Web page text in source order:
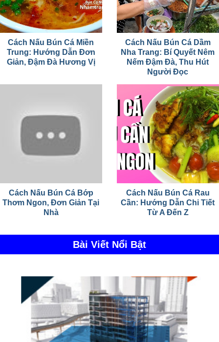
Cách Nấu Bún Cá Miền
Trung: Hướng Dẫn Đơn
Giản, Đậm Đà Hương Vị
Cách Nấu Bún Cá Dầm
Nha Trang: Bí Quyết Nêm
Nếm Đậm Đà, Thu Hút
Người Đọc
Cách Nấu Bún Cá Bớp
Thơm Ngon, Đơn Giản Tại
Nhà
Cách Nấu Bún Cá Rau
Cần: Hướng Dẫn Chi Tiết
Từ A Đến Z
Bài Viết Nổi Bật